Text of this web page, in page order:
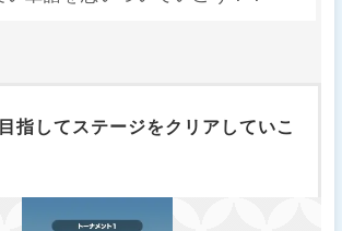
指してステージをクリアしていこ